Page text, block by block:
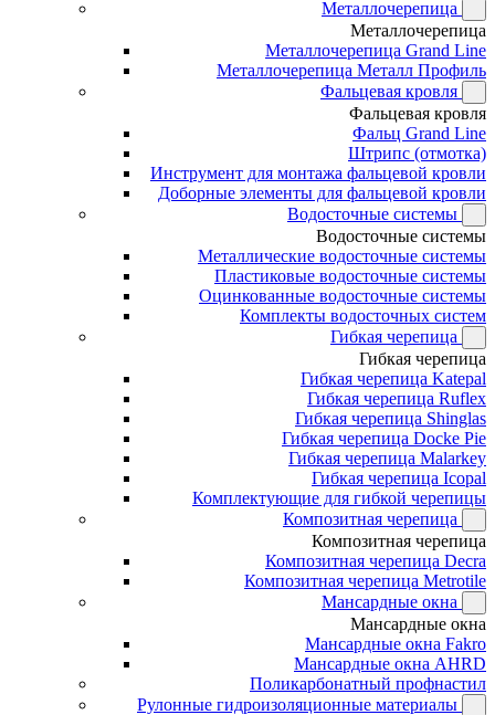
Металлочерепица
Металлочерепица
Металлочерепица Grand Line
Металлочерепица Металл Профиль
Фальцевая кровля
Фальцевая кровля
Фальц Grand Line
Штрипс (отмотка)
Инструмент для монтажа фальцевой кровли
Доборные элементы для фальцевой кровли
Водосточные системы
Водосточные системы
Металлические водосточные системы
Пластиковые водосточные системы
Оцинкованные водосточные системы
Комплекты водосточных систем
Гибкая черепица
Гибкая черепица
Гибкая черепица Katepal
Гибкая черепица Ruflex
Гибкая черепица Shinglas
Гибкая черепица Docke Pie
Гибкая черепица Malarkey
Гибкая черепица Icopal
Комплектующие для гибкой черепицы
Композитная черепица
Композитная черепица
Композитная черепица Decra
Композитная черепица Metrotile
Мансардные окна
Мансардные окна
Мансардные окна Fakro
Мансардные окна AHRD
Поликарбонатный профнастил
Рулонные гидроизоляционные материалы